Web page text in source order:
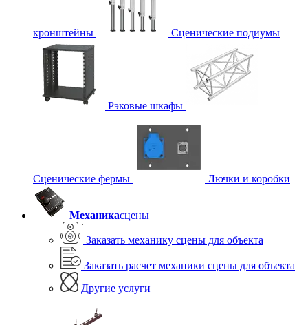
кронштейны Сценические подиумы
Рэковые шкафы
Сценические фермы Лючки и коробки
Механикасцены
Заказать механику сцены для объекта
Заказать расчет механики сцены для объекта
Другие услуги